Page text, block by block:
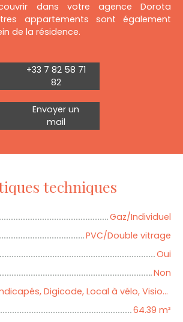
dans votre agence Dorota
appartements sont également
de la résidence.
+33 7 82 58 71
82
Envoyer un
mail
techniques
Gaz/Individuel
PVC/Double vitrage
Oui
Non
Accès handicapés, Digicode, Local à vélo, Visiophone, Volets électriques
64.39 m²